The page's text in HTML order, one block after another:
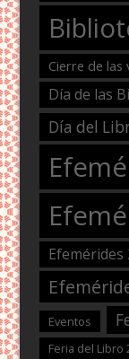
Cierre de las
Día de las
Día del
Efemérides
Eventos
Feria del Libro